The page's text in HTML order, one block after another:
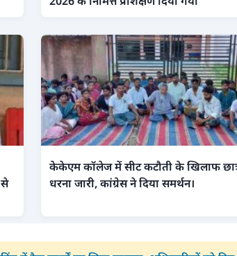
से
केकेएम कॉलेज में सीट कटौती के खिलाफ
धरना जारी, कांग्रेस ने दिया समर्थन।